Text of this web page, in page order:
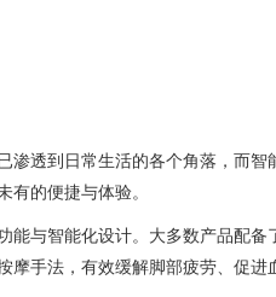
渗透到日常生活的各个角落，而
有的便捷与体验。
能与智能化设计。大多数产品配
摩手法，有效缓解脚部疲劳、促